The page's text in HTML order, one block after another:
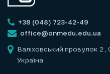
+38 (048) 723-42-49
office@onmedu.edu.ua
Валіховський провулок 2
Україна